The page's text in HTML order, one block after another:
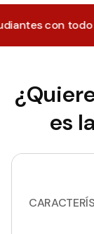
todo incluido
es